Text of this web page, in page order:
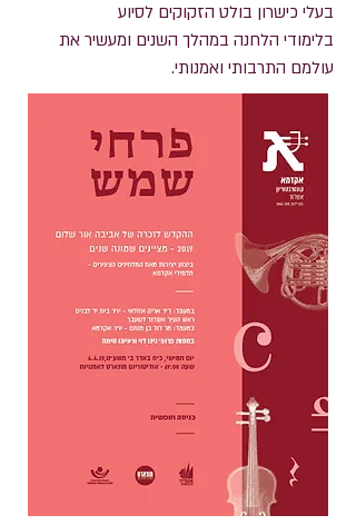
בעלי כישרון בולט הזקוקים לסיוע
בלימודי הלחנה במהלך השנים ומעשיר את
עולמם התרבותי ואמנותי.